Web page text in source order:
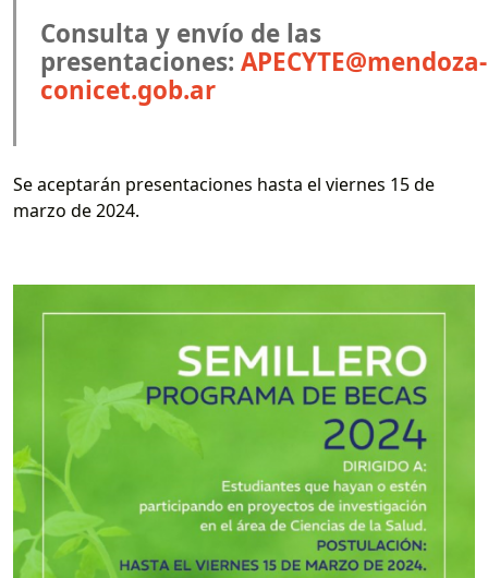
Consulta y envío de las
presentaciones:APECYTE@mendoza-
conicet.gob.ar
Se aceptarán presentaciones hasta el viernes 15 de
marzo de 2024.